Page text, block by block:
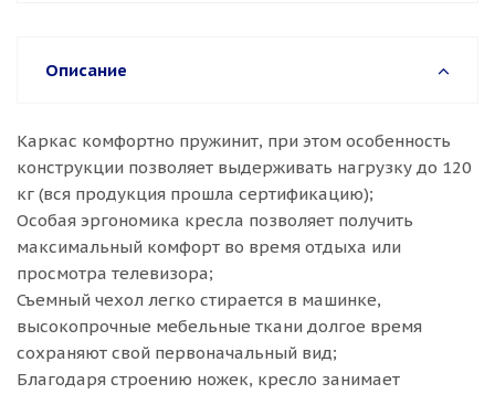
Описание
Каркас комфортно пружинит, при этом особенность
конструкции позволяет выдерживать нагрузку до 120
кг (вся продукция прошла сертификацию);
Особая эргономика кресла позволяет получить
максимальный комфорт во время отдыха или
просмотра телевизора;
Съемный чехол легко стирается в машинке,
высокопрочные мебельные ткани долгое время
сохраняют свой первоначальный вид;
Благодаря строению ножек, кресло занимает